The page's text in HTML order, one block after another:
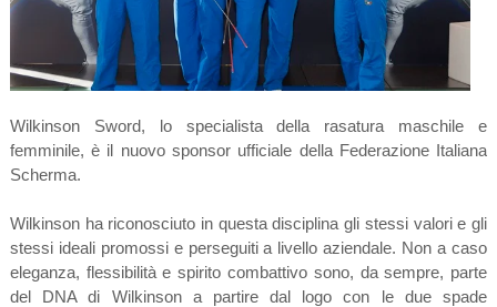
Wilkinson Sword, lo specialista della rasatura maschile e
femminile, è il nuovo sponsor ufficiale della Federazione Italiana
Scherma.
Wilkinson ha riconosciuto in questa disciplina gli stessi valori e gli
stessi ideali promossi e perseguiti a livello aziendale. Non a caso
eleganza, flessibilità e spirito combattivo sono, da sempre, parte
del DNA di Wilkinson a partire dal logo con le due spade